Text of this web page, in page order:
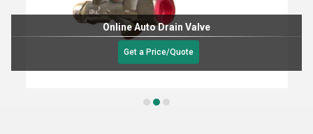
Online Auto Drain Valve
Get a Price/Quote